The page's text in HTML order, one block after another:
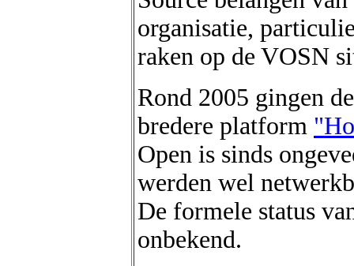
organisatie,
raken op de VOSN
Rond 2005 gingen
bredere platform
Open is sinds
werden wel
De formele status
onbekend.